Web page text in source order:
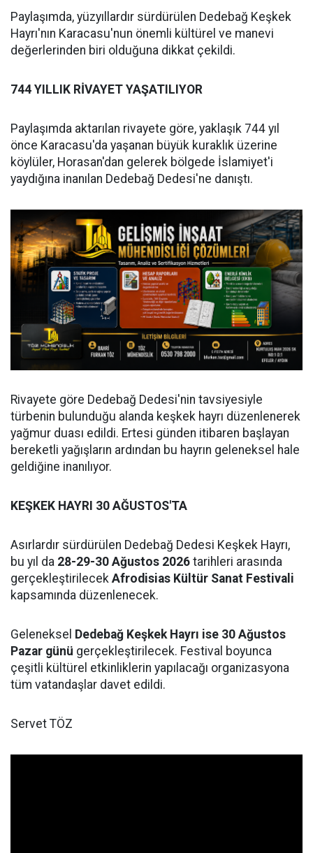
Paylaşımda, yüzyıllardır sürdürülen Dedebağ Keşkek
Hayrı'nın Karacasu'nun önemli kültürel ve manevi
değerlerinden biri olduğuna dikkat çekildi.
744 YILLIK RİVAYET YAŞATILIYOR
Paylaşımda aktarılan rivayete göre, yaklaşık 744 yıl
önce Karacasu'da yaşanan büyük kuraklık üzerine
köylüler, Horasan'dan gelerek bölgede İslamiyet'i
yaydığına inanılan Dedebağ Dedesi'ne danıştı.
Rivayete göre Dedebağ Dedesi'nin tavsiyesiyle
türbenin bulunduğu alanda keşkek hayrı düzenlenerek
yağmur duası edildi. Ertesi günden itibaren başlayan
bereketli yağışların ardından bu hayrın geleneksel hale
geldiğine inanılıyor.
KEŞKEK HAYRI 30 AĞUSTOS'TA
Asırlardır sürdürülen Dedebağ Dedesi Keşkek Hayrı,
bu yıl da 28-29-30 Ağustos 2026 tarihleri arasında
gerçekleştirilecek Afrodisias Kültür Sanat Festivali
kapsamında düzenlenecek.
Geleneksel Dedebağ Keşkek Hayrı ise 30 Ağustos
Pazar günü gerçekleştirilecek. Festival boyunca
çeşitli kültürel etkinliklerin yapılacağı organizasyona
tüm vatandaşlar davet edildi.
Servet TÖZ